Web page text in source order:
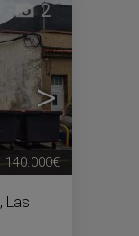
>
2
, Las
140.000€